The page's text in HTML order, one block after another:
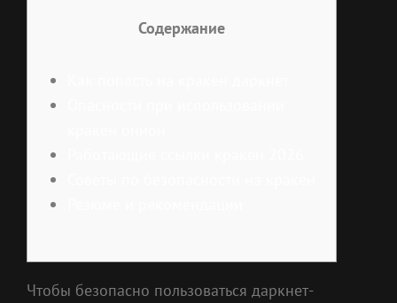
Содержание
Чтобы безопасно пользоваться даркнет-